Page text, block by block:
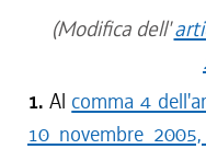
(Modifica dell'
1. Al comma 4
10 novembre